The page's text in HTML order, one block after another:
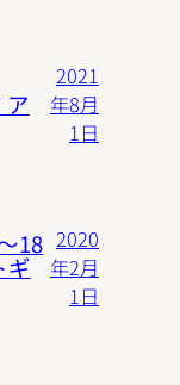
ア
2021
年8月
1日
18
ギ
2020
年2月
1日